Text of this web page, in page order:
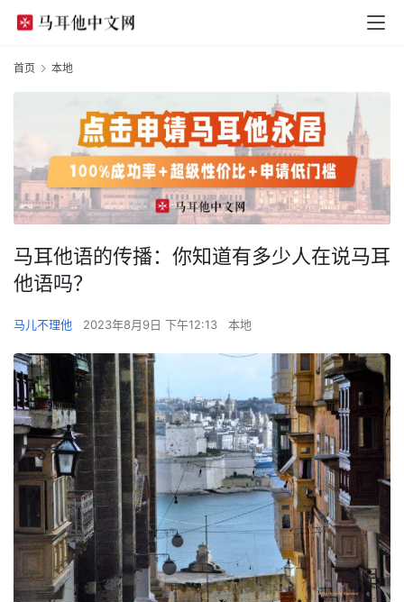
首页 本地
马耳他语的传播：你知道有多少人在说马耳
他语吗？
马儿不理他 2023年8月9日 下午12:13 本地